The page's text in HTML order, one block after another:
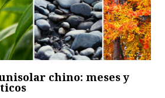
chino: meses y